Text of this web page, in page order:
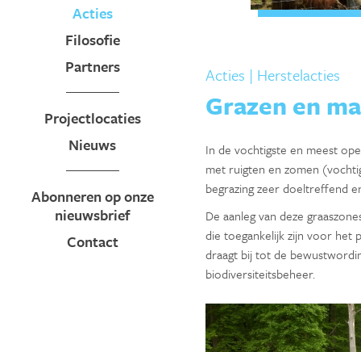
Acties
Filosofie
Partners
Projectlocaties
Nieuws
Abonneren op onze
nieuwsbrief
Contact
Acties | Herstelacties
Grazen en
In de vochtigste en meest
met ruigten en zomen
begrazing zeer doeltreffend
De aanleg van deze
die toegankelijk zijn voor het
draagt bij tot de
biodiversiteitsbeheer.